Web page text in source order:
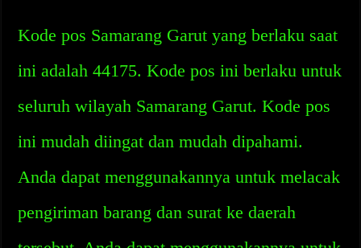
Kode pos Samarang Garut yang berlaku saat
ini adalah 44175. Kode pos ini berlaku untuk
seluruh wilayah Samarang Garut. Kode pos
ini mudah diingat dan mudah dipahami.
Anda dapat menggunakannya untuk melacak
pengiriman barang dan surat ke daerah